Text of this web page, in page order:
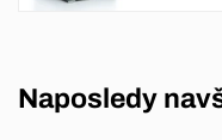
Naposledy